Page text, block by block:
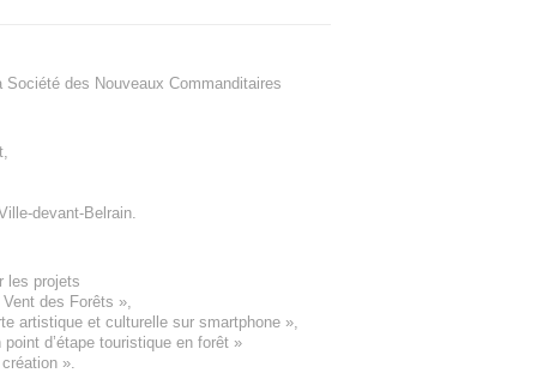
Société des Nouveaux Commanditaires
,
devant-Belrain.
les projets
des Forêts »,
artistique et culturelle sur smartphone »,
point d’étape touristique en forêt »
création ».